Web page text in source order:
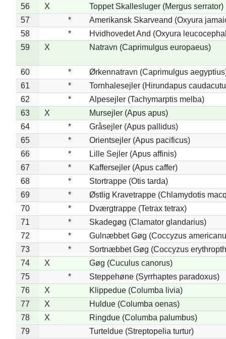
56
X
Toppet Skallesluger (Mergus serrator)
57
*
Amerikansk Skarveand (Oxyura
58
*
Hvidhovedet And (Oxyura
59
X Natravn (Caprimulgus europaeus)
60 *
Ørkennatravn (Caprimulgus
61
*
Tornhalesejler (Hirundapus
62
*
Alpesejler (Tachymarptis melba)
63
X
Mursejler (Apus apus)
64
*
Gråsejler (Apus pallidus)
65
*
Orientsejler (Apus pacificus)
66
*
Lille Sejler (Apus affinis)
67
*
Kaffersejler (Apus caffer)
68
*
Stortrappe (Otis tarda)
69
*
Østlig Kravetrappe (Chlamydotis
70
*
Dværgtrappe (Tetrax tetrax)
71
*
Skadegøg (Clamator glandarius)
72
*
Gulnæbbet Gøg (Coccyzus
73
*
Sortnæbbet Gøg (Coccyzus
74
X
Gøg (Cuculus canorus)
75
*
Steppehøne (Syrrhaptes paradoxus)
76
X
Klippedue (Columba livia)
77
X
Huldue (Columba oenas)
78
X
Ringdue (Columba palumbus)
79
Turteldue (Streptopelia turtur)